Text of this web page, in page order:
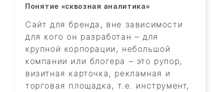
Понятие «сквозная аналитика»
Сайт для бренда, вне зависимости
для кого он разработан – для
крупной корпорации, небольшой
компании или блогера – это рупор,
визитная карточка, рекламная и
торговая площадка, т.е. инструмент,